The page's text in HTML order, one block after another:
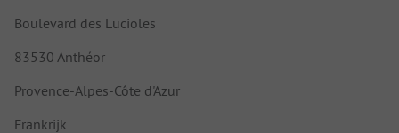
Boulevard des Lucioles
83530 Anthéor
Provence-Alpes-Côte d'Azur
Frankrijk